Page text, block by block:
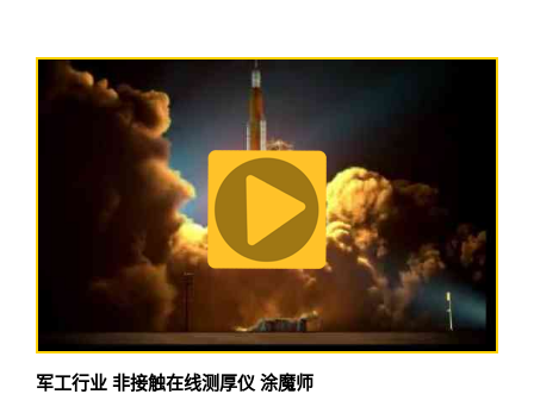
军工行业 非接触在线测厚仪 涂魔师